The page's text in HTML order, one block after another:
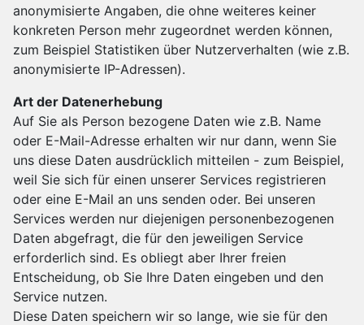
anonymisierte Angaben, die ohne weiteres keiner
konkreten Person mehr zugeordnet werden können,
zum Beispiel Statistiken über Nutzerverhalten (wie z.B.
anonymisierte IP-Adressen).
Art der Datenerhebung
Auf Sie als Person bezogene Daten wie z.B. Name
oder E-Mail-Adresse erhalten wir nur dann, wenn Sie
uns diese Daten ausdrücklich mitteilen - zum Beispiel,
weil Sie sich für einen unserer Services registrieren
oder eine E-Mail an uns senden oder. Bei unseren
Services werden nur diejenigen personenbezogenen
Daten abgefragt, die für den jeweiligen Service
erforderlich sind. Es obliegt aber Ihrer freien
Entscheidung, ob Sie Ihre Daten eingeben und den
Service nutzen.
Diese Daten speichern wir so lange, wie sie für den